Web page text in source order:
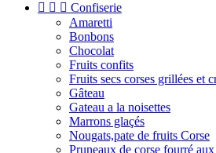
   Confiserie
Amaretti
Bonbons
Chocolat
Fruits confits
Fruits secs corses grillées et
Gâteau
Gateau a la noisettes
Marrons glaçés
Nougats,pate de fruits Corse
Pruneaux de corse fourré